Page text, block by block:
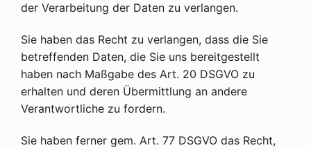
der Verarbeitung der Daten zu verlangen.
Sie haben das Recht zu verlangen, dass die Sie
betreffenden Daten, die Sie uns bereitgestellt
haben nach Maßgabe des Art. 20 DSGVO zu
erhalten und deren Übermittlung an andere
Verantwortliche zu fordern.
Sie haben ferner gem. Art. 77 DSGVO das Recht,